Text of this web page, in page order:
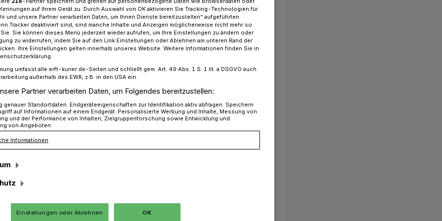
des Landes NRW für Sarah Sorhagen​ aus Jüchen
für Sarah
Jüchen bringt mit ihrem Unternehmen
Mentees – also Frauen, die ein
– mit Mentoren aus den
zusammen.
auf Ihrem Gerät zu. Durch Auswahl von OK aktivieren Sie Tracking-Technologien für
und unsere Partner verarbeiten Daten, um Ihnen Dienste bereitzustellen“ aufgeführten
Tracker deaktiviert sind, sind manche Inhalte und Anzeigen möglicherweise nicht mehr so
Sie können dieses Menü jederzeit wieder aufrufen, um Ihre Einstellungen zu ändern oder
zu widerrufen, indem Sie auf den Link Einstellungen oder Ablehnen am unteren Rand der
Ihre Einstellungen gelten innerhalb unseres Website. Weitere Informationen finden Sie in
umfasst alle erft-kurier.de-Seiten und schließt gem. Art. 49 Abs. 1 S. 1 lit. a DSGVO auch
außerhalb des EWR, z.B. in den USA ein.
Partner verarbeiten Daten, um Folgendes bereitzustellen:
genauer Standortdaten. Endgeräteeigenschaften zur Identifikation aktiv abfragen. Speichern
auf Informationen auf einem Endgerät. Personalisierte Werbung und Inhalte, Messung von
und der Performance von Inhalten, Zielgruppenforschung sowie Entwicklung und
von Angeboten.
Informationen
Einstellungen oder Ablehnen OK